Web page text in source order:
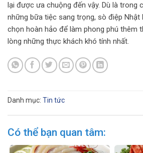
lại được ưa chuộng đến vậy. Dù là trong
những bữa tiệc sang trọng, sò điệp
chọn hoàn hảo để làm phong phú thêm
lòng những thực khách khó tính nhất.
Danh mục: Tin tức
Có thể bạn quan tâm: